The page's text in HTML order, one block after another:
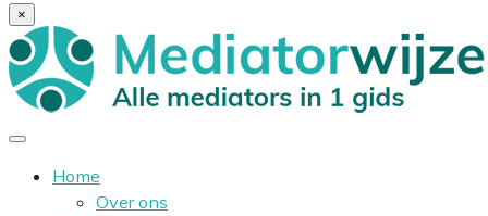
×
Home
Over ons